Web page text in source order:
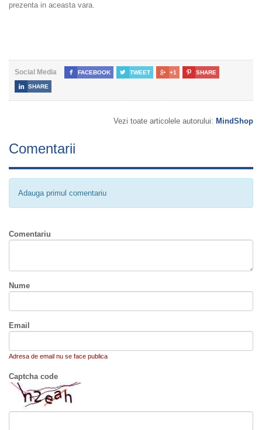
prezenta in aceasta vara.
Social Media  FACEBOOK  TWEET  +1  SHARE
 SHARE
Vezi toate articolele autorului: MindShop
Comentarii
Adauga primul comentariu
Comentariu
Nume
Email
Adresa de email nu se face publica
Captcha code